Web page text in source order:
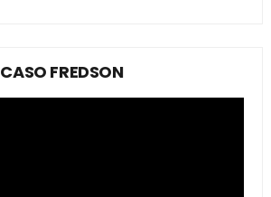
CASO FREDSON